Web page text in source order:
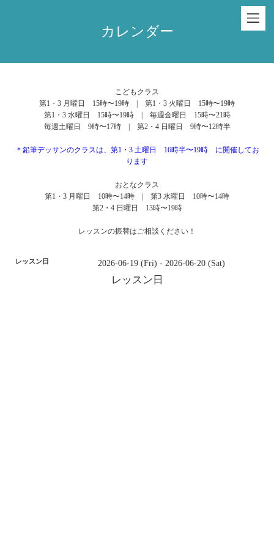
カレンダー
こどもクラス
第1・3 月曜日 15時〜19時 | 第1・3 火曜日 15時〜19時
第1・3 水曜日 15時〜19時 | 毎週金曜日 15時〜21時
毎週土曜日 9時〜17時 | 第2・4 日曜日 9時〜12時半
＊鉛筆デッサンのクラスは、第1・3 土曜日 16時半〜19時 に開催してお
ります
おとなクラス
第1・3 月曜日 10時〜14時 | 第3 水曜日 10時〜14時
第2・4 日曜日 13時〜19時
レッスンの振替はご相談ください！
レッスン日 2026-06-19 (Fri) - 2026-06-20 (Sat)
レッスン日